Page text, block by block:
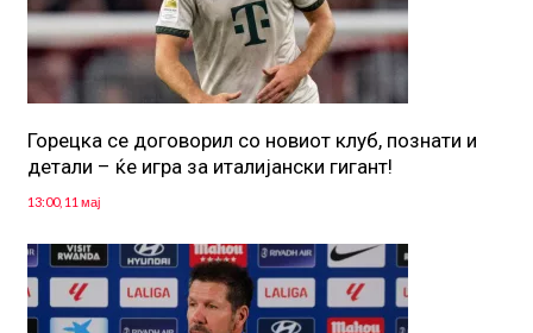
Горецка се договорил со новиот клуб, познати и
детали – ќе игра за италијански гигант!
13:00, 11 мај